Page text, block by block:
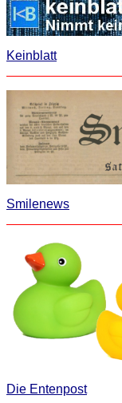
Keinblatt
Smilenews
Die Entenpost